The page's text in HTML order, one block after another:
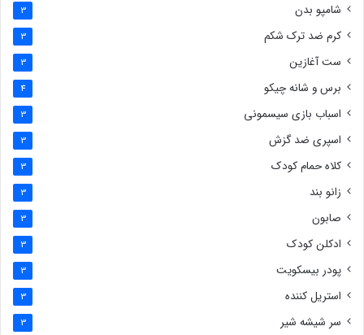
شامپو بدن 3
کرم ضد ترک شکم 3
ست آغازین 3
برس و شانه چیکو 4
اسباب بازی سیسمونی 3
اسپری ضد گزش 3
کلاه حمام کودک 3
زانو بند 3
صابون 3
ادکلن کودک 3
پودر بیسکویت 3
استریل کننده 3
سر شیشه شیر 3